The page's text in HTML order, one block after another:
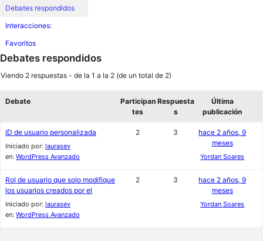
Debates respondidos
Interacciones:
Favoritos
Debates respondidos
Viendo 2 respuestas - de la 1 a la 2 (de un total de 2)
Debate
Participan
tes
Respuesta
s
Última
publicación
ID de usuario personalizada
Iniciado por: laurasev
en: WordPress Avanzado
2 3
hace 2 años, 9
meses
Yordan Soares
Rol de usuario que solo modifique
los usuarios creados por el
Iniciado por: laurasev
en: WordPress Avanzado
2 3
hace 2 años, 9
meses
Yordan Soares